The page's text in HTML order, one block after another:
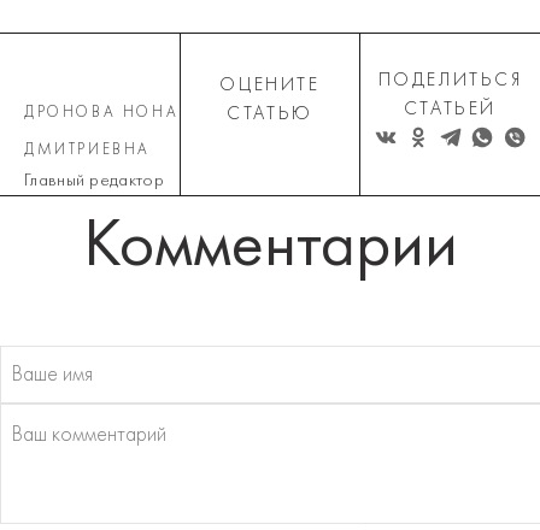
ДРОНОВА НОНА
ДМИТРИЕВНА
Главный редактор
ОЦЕНИТЕ
СТАТЬЮ
ПОДЕЛИТЬСЯ
СТАТЬЕЙ
Комментарии